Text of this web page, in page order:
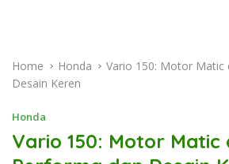
Home Honda
Vario 150: Motor Matic
Desain Keren
Honda
Vario 150: Motor Matic